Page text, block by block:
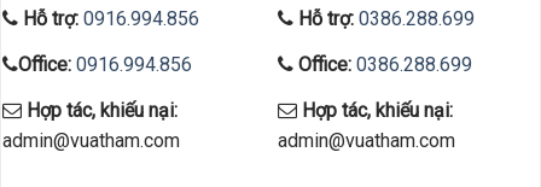
Hỗ trợ: 0916.994.856
Office: 0916.994.856
Hợp tác, khiếu nại:
admin@vuatham.com
Hỗ trợ: 0386.288.699
Office: 0386.288.699
Hợp tác, khiếu nại:
admin@vuatham.com